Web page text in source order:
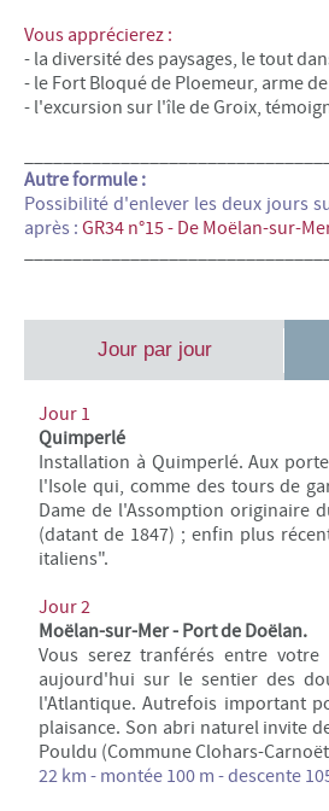
Vous apprécierez :
- la diversité des paysages, le tout
- le Fort Bloqué de Ploemeur, arme
- l'excursion sur l'île de Groix,
Autre formule :
Possibilité d'enlever les deux jours
après : GR34 n°15 - De Moëlan-sur-
Jour par jour
Jour 1
Quimperlé
Installation à Quimperlé. Aux
l'Isole qui, comme des tours de
Dame de l'Assomption originaire
(datant de 1847) ; enfin plus
italiens".
Jour 2
Moëlan-sur-Mer - Port de Doëlan.
Vous serez tranférés entre
aujourd'hui sur le sentier des
l'Atlantique. Autrefois important
plaisance. Son abri naturel invite
Pouldu (CommuneClohars-
22 km - montée 100 m - descente